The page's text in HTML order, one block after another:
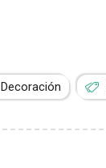
Decoración